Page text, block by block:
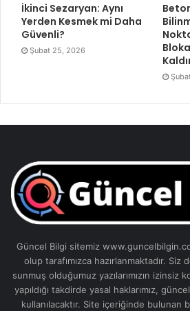
İkinci Sezaryan: Aynı
Yerden Kesmek mi Daha
Güvenli?
Şubat 25, 2026
Güncel Bilgi sitemiz
olup tarafımızca hazırlanmaktadır.
sunmuş olduğumuz yazılarımızın izinsiz
yapıldığı takdirde yasal haklarımız,
kullanılacaktır. Site içeriğinde bulunan